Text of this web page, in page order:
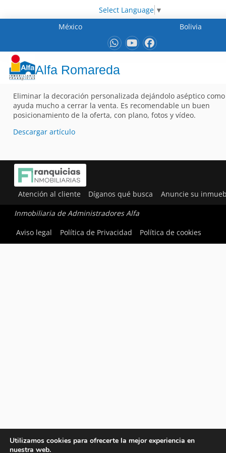
Select Language ▼
México
Bolivia
Alfa Romareda
Eliminar la decoración personalizada dejándolo aséptico
ayuda mucho a cerrar la venta. Es recomendable un buen
posicionamiento de la oferta, con plano, fotos y vídeo.
Descargar artículo
Atención al cliente Díganos qué busca Anuncie su
Inmobiliaria de Administradores Alfa
Aviso legal
Política de Privacidad Política de cookies
Utilizamos cookies para ofrecerte la mejor experiencia en
nuestra web.